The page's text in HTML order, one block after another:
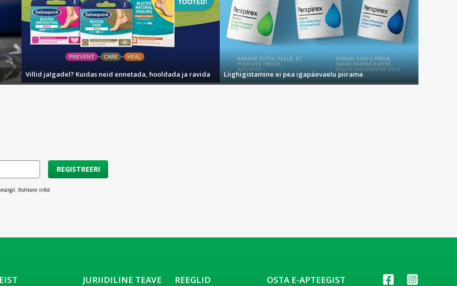
Villid jalgadel? Kuidas neid ennetada, hooldada ja ravida Liighigistamine ei pea igapäevaelu piirama
REGISTREERI
Rohkem infot
JURIIDILINE TEAVE REEGLID OSTA E-APTEEGIST